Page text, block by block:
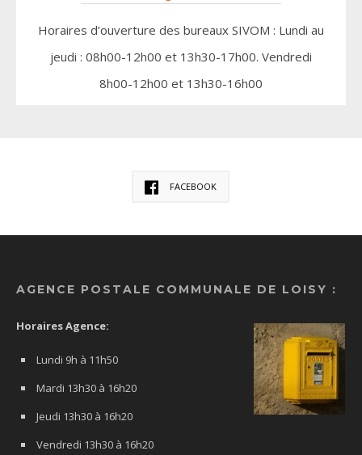
Horaires d’ouverture des bureaux SIVOM : Lundi au
jeudi : 08h00-12h00 et 13h30-17h00. Vendredi
8h00-12h00 et 13h30-16h00
FACEBOOK
AGENCE POSTALE COMMUNALE DE LOISY :
Horaires Agence:
Lundi 9h à 11h50
Mardi 13h30 à 16h20
Jeudi 13h30 à 16h20
Vendredi 13h30 à 16h20